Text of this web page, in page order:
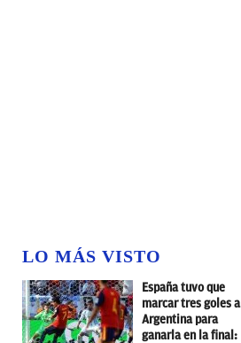
LO MÁS VISTO
España tuvo que
marcar tres goles a
Argentina para
ganarla en la final: